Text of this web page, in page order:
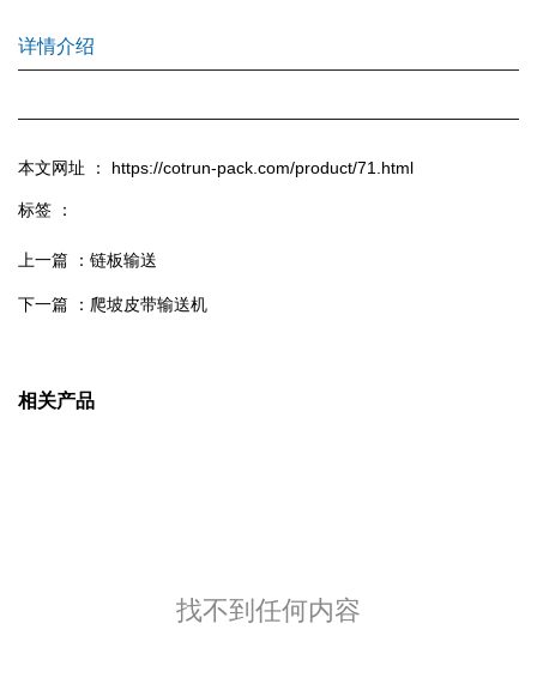
详情介绍
本文网址 ： https://cotrun-pack.com/product/71.html
标签 ：
上一篇 ： 链板输送
下一篇 ： 爬坡皮带输送机
相关产品
找不到任何内容